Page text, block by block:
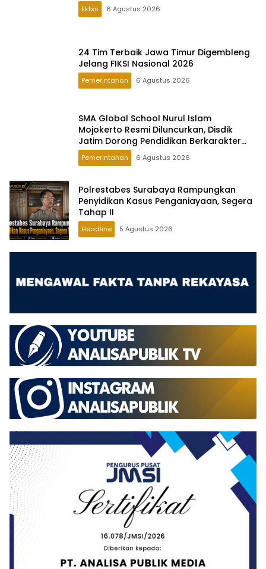
Ekbis 6 Agustus 2026
24 Tim Terbaik Jawa Timur Digembleng
Jelang FIKSI Nasional 2026
Pemerintahan 6 Agustus 2026
SMA Global School Nurul Islam
Mojokerto Resmi Diluncurkan, Disdik
Jatim Dorong Pendidikan Berkarakter
Global
Pemerintahan 6 Agustus 2026
Polrestabes Surabaya Rampungkan
Penyidikan Kasus Penganiayaan, Segera
Tahap II
Headline 5 Agustus 2026